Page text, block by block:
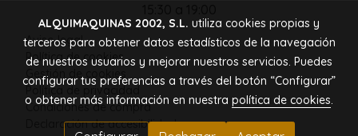
Aviso legal
Política de cookies
Gestión de cookies
Política de privacidad
Condiciones de compra
Declaración de accesibilidad
ALQUIMAQUINAS 2002, S.L. utiliza cookies propias y
terceros para obtener datos estadísticos de la navegación
de nuestros usuarios y mejorar nuestros servicios. Puedes
configurar tus preferencias a través del botón “Configurar”
o obtener más información en nuestra política de cookies.